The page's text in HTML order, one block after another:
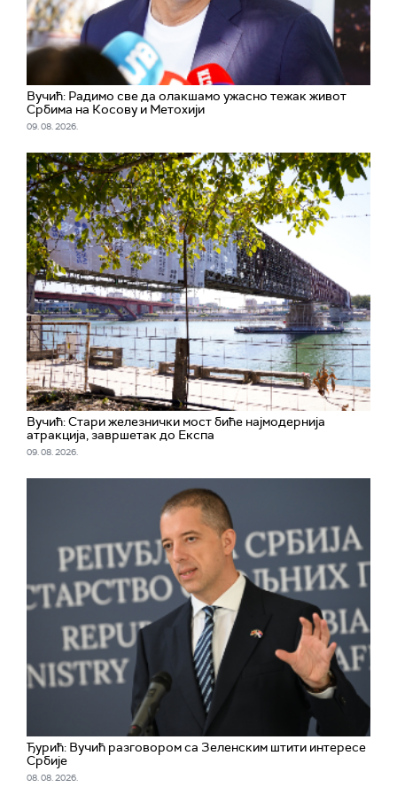
Вучић: Радимо све да олакшамо ужасно тежак живот
Србима на Косову и Метохији
09. 08. 2026.
Вучић: Стари железнички мост биће најмодернија
атракција, завршетак до Експа
09. 08. 2026.
Ђурић: Вучић разговором са Зеленским штити интересе
Србије
08. 08. 2026.